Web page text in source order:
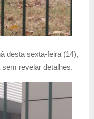
desta sexta-feira (14),
revelar detalhes.